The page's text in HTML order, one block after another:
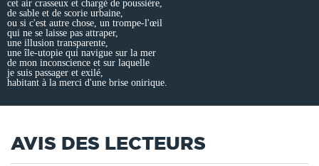
cet air crasseux et chargé de poussière,
de sable et de scorie urbaine,
ou si c'est autre chose, un trompe-l'œil
qui ne se laisse pas attraper,
une illusion transparente,
une île-utopie qui navigue sur la mer
de mon inconscience et sur laquelle
je suis passager et exilé,
habitant à la merci d'une brise onirique.
AVIS DES LECTEURS